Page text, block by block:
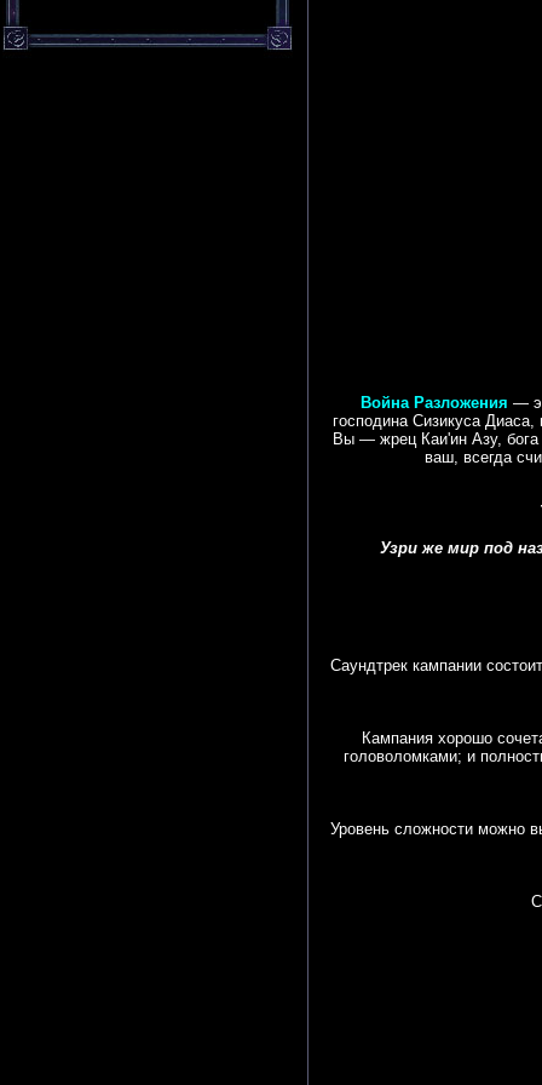
Война Разложения —
господина Сизикуса
Вы — жрец Каи'ин Азу,
ваш, всегда
Узри же мир под
Саундтрек кампании
Кампания хорошо
головоломками; и
Уровень сложности можно